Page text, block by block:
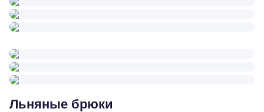
Льняные брюки